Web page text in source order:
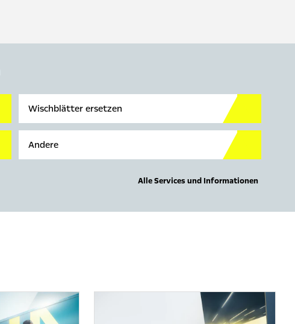
Wischblätter ersetzen
Andere
Alle Services und Informationen